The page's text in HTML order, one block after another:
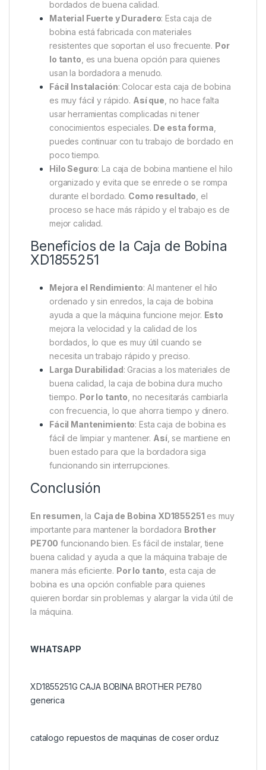
bordados de buena calidad.
Material Fuerte y Duradero: Esta caja de
bobina está fabricada con materiales
resistentes que soportan el uso frecuente. Por
lo tanto , es una buena opción para quienes
usan la bordadora a menudo.
Fácil Instalación: Colocar esta caja de bobina
es muy fácil y rápido. Así que , no hace falta
usar herramientas complicadas ni tener
conocimientos especiales. De esta forma
puedes continuar con tu trabajo de bordado en
poco tiempo.
Hilo Seguro: La caja de bobina mantiene el hilo
organizado y evita que se enrede o se rompa
durante el bordado. Como resultado , el
proceso se hace más rápido y el trabajo es de
mejor calidad.
Beneficios de la Caja de Bobina
XD1855251
Mejora el Rendimiento: Al mantener el hilo
ordenado y sin enredos, la caja de bobina
ayuda a que la máquina funcione mejor. Esto
mejora la velocidad y la calidad de los
bordados, lo que es muy útil cuando se
necesita un trabajo rápido y preciso.
Larga Durabilidad: Gracias a los materiales de
buena calidad, la caja de bobina dura mucho
tiempo. Por lo tanto , no necesitarás cambiarla
con frecuencia, lo que ahorra tiempo y dinero.
Fácil Mantenimiento: Esta caja de bobina es
fácil de limpiar y mantener. Así, se mantiene en
buen estado para que la bordadora siga
funcionando sin interrupciones.
Conclusión
En resumen , la Caja de Bobina XD1855251 es muy
importante para mantener la bordadora Brother
PE700 funcionando bien. Es fácil de instalar, tiene
buena calidad y ayuda a que la máquina trabaje de
manera más eficiente. Por lo tanto , esta caja de
bobina es una opción confiable para quienes
quieren bordar sin problemas y alargar la vida útil de
la máquina.
WHATSAPP
XD1855251G CAJA BOBINA BROTHER PE780
generica
catalogo repuestos de maquinas de coser orduz